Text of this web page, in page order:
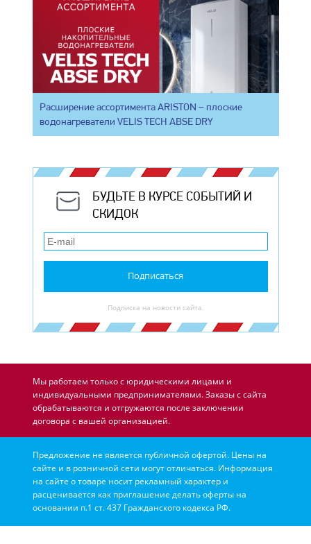
Расширение ассортимента ARISTON – плоские
водонагреватели VELIS TECH ABSE DRY
БУДЬТЕ В КУРСЕ СОБЫТИЙ И
СКИДОК
Подписаться
Подписка на новости сайта.
Мы работаем только с юридическими лицами и
индивидуальными предпринимателями. Заказы с сайта
обрабатываются и отгружаются после заключении
договора с вашей организацией.
Предложение не является публичной офертой. Цены на
сайте и в розничной сети могут отличаться. Информация
на сайте о товаре носит рекламный характер и
расценивается как приглашение делать оферты на
основании п.1 ст. 437 Гражданского кодекса РФ.